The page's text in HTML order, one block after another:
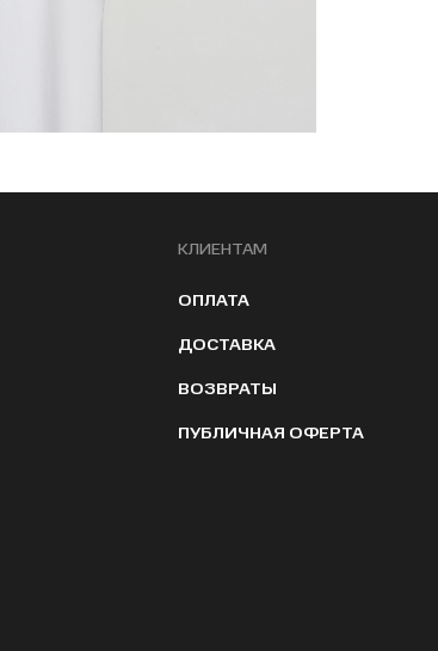
КЛИЕНТАМ
ОПЛАТА
ДОСТАВКА
ВОЗВРАТЫ
ПУБЛИЧНАЯ ОФЕРТА